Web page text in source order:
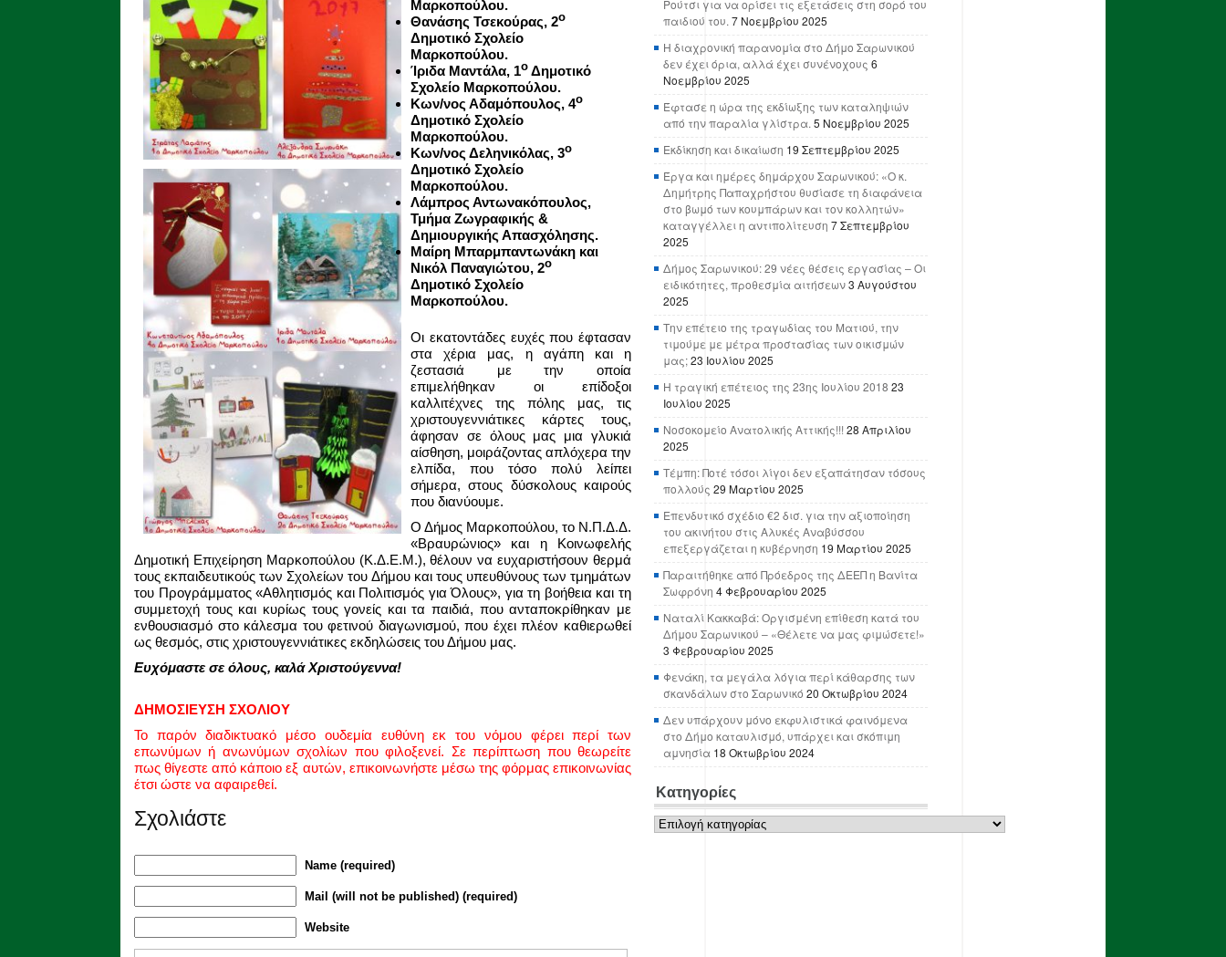
Μαρκοπούλου.
Θανάσης Τσεκούρας, 2ο
Δημοτικό Σχολείο
Μαρκοπούλου.
Ίριδα Μαντάλα, 1ο Δημοτικό
Σχολείο Μαρκοπούλου.
Κων/νος Αδαμόπουλος, 4ο
Δημοτικό Σχολείο
Μαρκοπούλου.
Κων/νος Δεληνικόλας, 3ο
Δημοτικό Σχολείο
Μαρκοπούλου.
Λάμπρος Αντωνακόπουλος,
Τμήμα Ζωγραφικής &
Δημιουργικής Απασχόλησης.
Μαίρη Μπαρμπαντωνάκη και
Νικόλ Παναγιώτου, 2ο
Δημοτικό Σχολείο
Μαρκοπούλου.
Οι εκατοντάδες ευχές που έφτασαν
στα χέρια μας, η αγάπη και η
ζεστασιά με την οποία
επιμελήθηκαν οι επίδοξοι
καλλιτέχνες της πόλης μας, τις
χριστουγεννιάτικες κάρτες τους,
άφησαν σε όλους μας μια γλυκιά
αίσθηση, μοιράζοντας απλόχερα την
ελπίδα, που τόσο πολύ λείπει
σήμερα, στους δύσκολους καιρούς
που διανύουμε.
Ο Δήμος Μαρκοπούλου, το Ν.Π.Δ.Δ.
«Βραυρώνιος» και η Κοινωφελής
Δημοτική Επιχείρηση Μαρκοπούλου (Κ.Δ.Ε.Μ.), θέλουν να ευχαριστήσουν θερμά
τους εκπαιδευτικούς των Σχολείων του Δήμου και τους υπευθύνους των τμημάτων
του Προγράμματος «Αθλητισμός και Πολιτισμός για Όλους», για τη βοήθεια και τη
συμμετοχή τους και κυρίως τους γονείς και τα παιδιά, που ανταποκρίθηκαν με
ενθουσιασμό στο κάλεσμα του φετινού διαγωνισμού, που έχει πλέον καθιερωθεί
ως θεσμός, στις χριστουγεννιάτικες εκδηλώσεις του Δήμου μας.
Ευχόμαστε σε όλους, καλά Χριστούγεννα!
ΔΗΜΟΣΙΕΥΣΗ ΣΧΟΛΙΟΥ
Το παρόν διαδικτυακό μέσο ουδεμία ευθύνη εκ του νόμου φέρει περί των
επωνύμων ή ανωνύμων σχολίων που φιλοξενεί. Σε περίπτωση που θεωρείτε
πως θίγεστε από κάποιο εξ αυτών, επικοινωνήστε μέσω της φόρμας επικοινωνίας
έτσι ώστε να αφαιρεθεί.
Σχολιάστε
Name (required)
Mail (will not be published) (required)
Website
Ρούτσι για να ορίσει τις εξετάσεις στη σορό του
παιδιού του. 7 Νοεμβρίου 2025
Η διαχρονική παρανομία στο Δήμο Σαρωνικού
δεν έχει όρια, αλλά έχει συνένοχους 6
Νοεμβρίου 2025
Έφτασε η ώρα της εκδίωξης των καταληψιών
από την παραλία γλίστρα. 5 Νοεμβρίου 2025
Εκδίκηση και δικαίωση 19 Σεπτεμβρίου 2025
Έργα και ημέρες δημάρχου Σαρωνικού: «Ο κ.
Δημήτρης Παπαχρήστου θυσίασε τη διαφάνεια
στο βωμό των κουμπάρων και τον κολλητών»
καταγγέλλει η αντιπολίτευση 7 Σεπτεμβρίου
2025
Δήμος Σαρωνικού: 29 νέες θέσεις εργασίας – Οι
ειδικότητες, προθεσμία αιτήσεων3 Αυγούστου
2025
Την επέτειο της τραγωδίας του Ματιού, την
τιμούμε με μέτρα προστασίας των οικισμών
μας;23 Ιουλίου 2025
Η τραγική επέτειος της 23ης Ιουλίου 2018 23
Ιουλίου 2025
Νοσοκομείο Ανατολικής Αττικής!!! 28 Απριλίου
2025
Τέμπη: Ποτέ τόσοι λίγοι δεν εξαπάτησαν τόσους
πολλούς 29 Μαρτίου 2025
Επενδυτικό σχέδιο €2 δισ. για την αξιοποίηση
του ακινήτου στις Αλυκές Αναβύσσου
επεξεργάζεται η κυβέρνηση 19 Μαρτίου 2025
Παραιτήθηκε από Πρόεδρος της ΔΕΕΠ η Βανίτα
Σωφρόνη 4 Φεβρουαρίου 2025
Ναταλί Κακκαβά: Οργισμένη επίθεση κατά του
Δήμου Σαρωνικού – «Θέλετε να μας φιμώσετε!»
3 Φεβρουαρίου 2025
Φενάκη, τα μεγάλα λόγια περί κάθαρσης των
σκανδάλων στο Σαρωνικό 20 Οκτωβρίου 2024
Δεν υπάρχουν μόνο εκφυλιστικά φαινόμενα
στο Δήμο καταυλισμό, υπάρχει και σκόπιμη
αμνησία 18 Οκτωβρίου 2024
Κατηγορίες
Κατηγορίες